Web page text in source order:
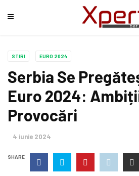
STIRI EURO 2024
Serbia Se
Euro 2024:
Provocări
4 iunie 2024
SHARE